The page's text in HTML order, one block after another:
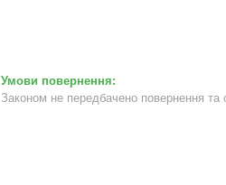
Законом не передбачено повернення та